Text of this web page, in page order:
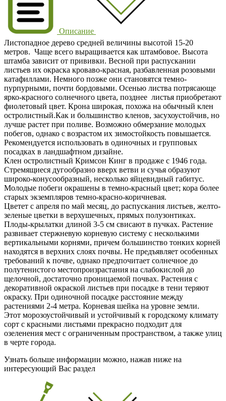
Описание
Листопадное дерево средней величины высотой 15-20
метров. Чаще всего выращивается как штамбовое. Высота
штамба зависит от прививки. Весной при распускании
листьев их окраска кроваво-красная, разбавленная розовыми
катафиллами. Немного позже они становятся темно-
пурпурными, почти бордовыми. Осенью листва потрясающе
ярко-красного солнечного цвета, позднее листья приобретают
фиолетовый цвет. Крона широкая, похожа на обычный клен
остролистный.Как и большинство кленов, засухоустойчив, но
лучше растет при поливе. Возможно обмерзание молодых
побегов, однако с возрастом их зимостойкость повышается.
Рекомендуется использовать в одиночных и групповых
посадках в ландшафтном дизайне.
Клен остролистный Кримсон Кинг в продаже с 1946 года.
Стремящиеся дугообразно вверх ветви и сучья образуют
широко-конусообразный, несколько яйцевидный габитус.
Молодые побеги окрашены в темно-красный цвет; кора более
старых экземпляров темно-красно-коричневая.
Цветет с апреля по май месяц, до распускания листьев, желто-
зеленые цветки в верхушечных, прямых полузонтиках.
Плоды-крылатки длиной 3-5 см свисают в пучках. Растение
развивает стержневую корневую систему с несколькими
вертикальными корнями, причем большинство тонких корней
находятся в верхних слоях почвы. Не предъявляет особенных
требований к почве, однако предпочитает солнечное до
полутенистого местопроизрастания на слабокислой до
щелочной, достаточно проницаемой почвах. Растения с
декоративной окраской листьев при посадке в тени теряют
окраску. При одиночной посадке расстояние между
растениями 2-4 метра. Корневая шейка на уровне земли.
Этот морозоустойчивый и устойчивый к городскому климату
сорт с красными листьями прекрасно подходит для
озеленения мест с ограниченным пространством, а также улиц
в черте города.
Узнать больше информации можно, нажав ниже на
интересующий Вас раздел